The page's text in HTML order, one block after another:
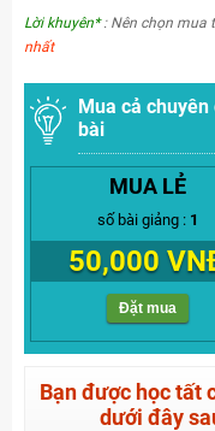
Lời khuyên*: Nên chọn mua
nhất
Mua cả chuyên
bài
MUA LẺ
số bài giảng : 1
50,000
Đặt mua
Bạn được học tất
dưới đây